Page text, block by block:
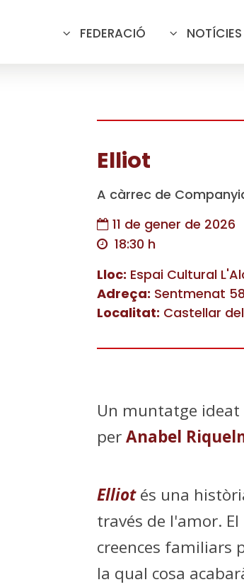
FEDERACIÓ NOTÍCIES
Elliot
A càrrec de
11 de gener de 2026
18:30 h
Lloc: Espai Cultural
Adreça: Sentmenat 58
Localitat: Castellar
Un muntatge
perAnabel
Elliotés una
través de l'amor.
creences familiars
la qual cosa